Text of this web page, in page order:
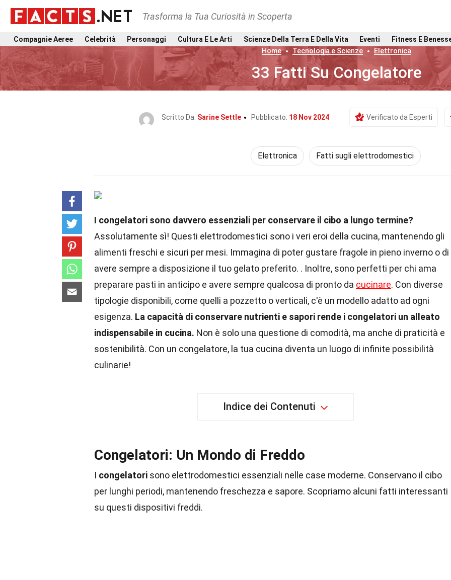
Trasforma la Tua Curiosità in Scoperta
Compagnie Aeree Celebrità Personaggi Cultura E Le Arti Scienze Della Terra E Della Vita Eventi
Fitness E
Home
Tecnologia e Scienze Elettronica
33 Fatti Su Congelatore
Scritto Da: Sarine Settle Pubblicato: 18 Nov 2024 Verificato da Esperti
Elettronica Fatti sugli elettrodomestici
I congelatori sono davvero essenziali per conservare il cibo a lungo termine?
Assolutamente sì! Questi elettrodomestici sono i veri eroi della cucina, mantenendo gli
alimenti freschi e sicuri per mesi. Immagina di poter gustare fragole in pieno inverno o di
avere sempre a disposizione il tuo gelato preferito. . Inoltre, sono perfetti per chi ama
preparare pasti in anticipo e avere sempre qualcosa di pronto da cucinare. Con diverse
tipologie disponibili, come quelli a pozzetto o verticali, c'è un modello adatto ad ogni
esigenza. La capacità di conservare nutrienti e sapori rende i congelatori un alleato
indispensabile in cucina. Non è solo una questione di comodità, ma anche di praticità e
sostenibilità. Con un congelatore, la tua cucina diventa un luogo di infinite possibilità
culinarie!
Indice dei Contenuti
Congelatori: Un Mondo di Freddo
I congelatori sono elettrodomestici essenziali nelle case moderne. Conservano il cibo
per lunghi periodi, mantenendo freschezza e sapore. Scopriamo alcuni fatti interessanti
su questi dispositivi freddi.